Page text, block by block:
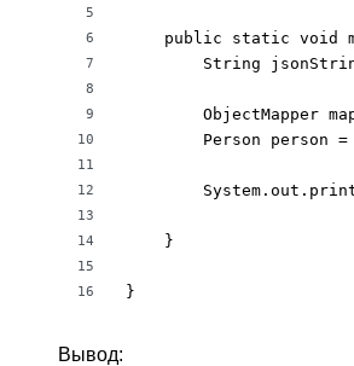
5
6
7
8
9
10
11
12
13
14
15
16
public static void
String
ObjectMapper
Person person
    }
}
Вывод: